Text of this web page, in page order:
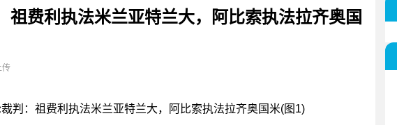
祖费利执法米兰亚特兰大，阿比索执法拉齐奥国
传